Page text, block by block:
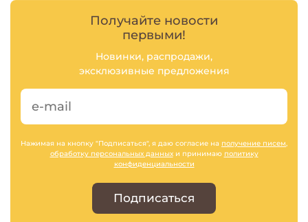
Получайте новости
первыми!
Новинки, распродажи,
эксклюзивные предложения
Нажимая на кнопку "Подписаться", я даю согласие на получение писем,
обработку персональных данныхи принимаю политику
конфиденциальности
Подписаться